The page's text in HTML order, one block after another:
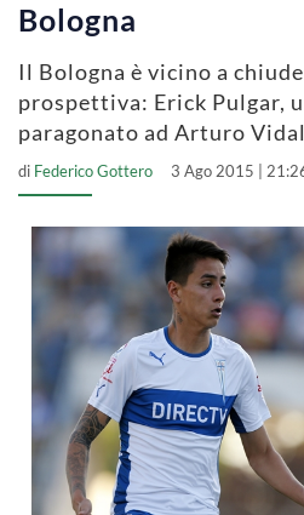
Bologna
Il Bologna è vicino a
prospettiva: Erick Pulgar,
paragonato ad Arturo Vidal
di Federico Gottero 3 Ago 2015 |